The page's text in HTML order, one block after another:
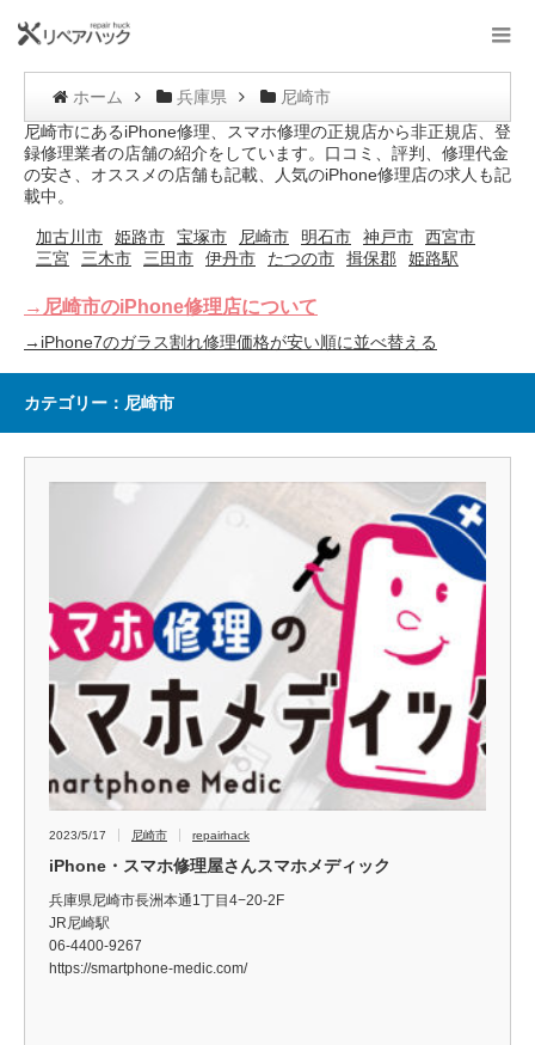
ホーム 兵庫県
尼崎市
尼崎市にあるiPhone修理、スマホ修理の正規店から非正規店、登
録修理業者の店舗の紹介をしています。口コミ、評判、修理代金
の安さ、オススメの店舗も記載、人気のiPhone修理店の求人も記
載中。
加古川市 姫路市 宝塚市 尼崎市 明石市 神戸市
西宮市
三宮
三木市 三田市 伊丹市 たつの市 揖保郡 姫路駅
→尼崎市のiPhone修理店について
→iPhone7のガラス割れ修理価格が安い順に並べ替える
カテゴリー：尼崎市
2023/5/17 尼崎市 repairhack
iPhone・スマホ修理屋さんスマホメディック
兵庫県尼崎市長洲本通1丁目4−20-2F
JR尼崎駅
06-4400-9267
https://smartphone-medic.com/